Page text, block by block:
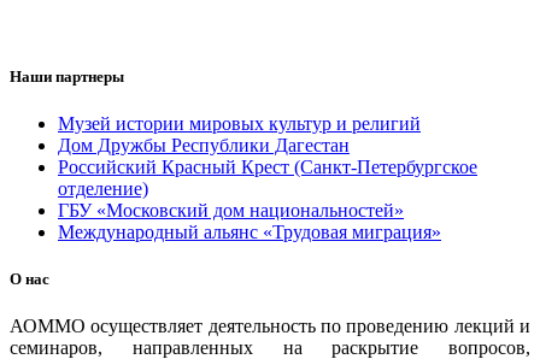
Наши партнеры
Музей истории мировых культур и религий
Дом Дружбы Республики Дагестан
Российский Красный Крест (Санкт-Петербургское
отделение)
ГБУ «Московский дом национальностей»
Международный альянс «Трудовая миграция»
О нас
АОММО осуществляет деятельность по проведению лекций и
семинаров, направленных на раскрытие вопросов,